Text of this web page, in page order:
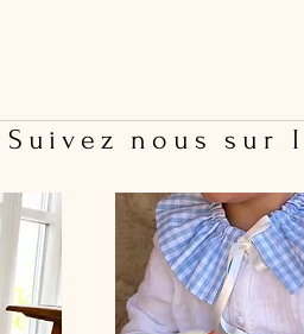
nous sur